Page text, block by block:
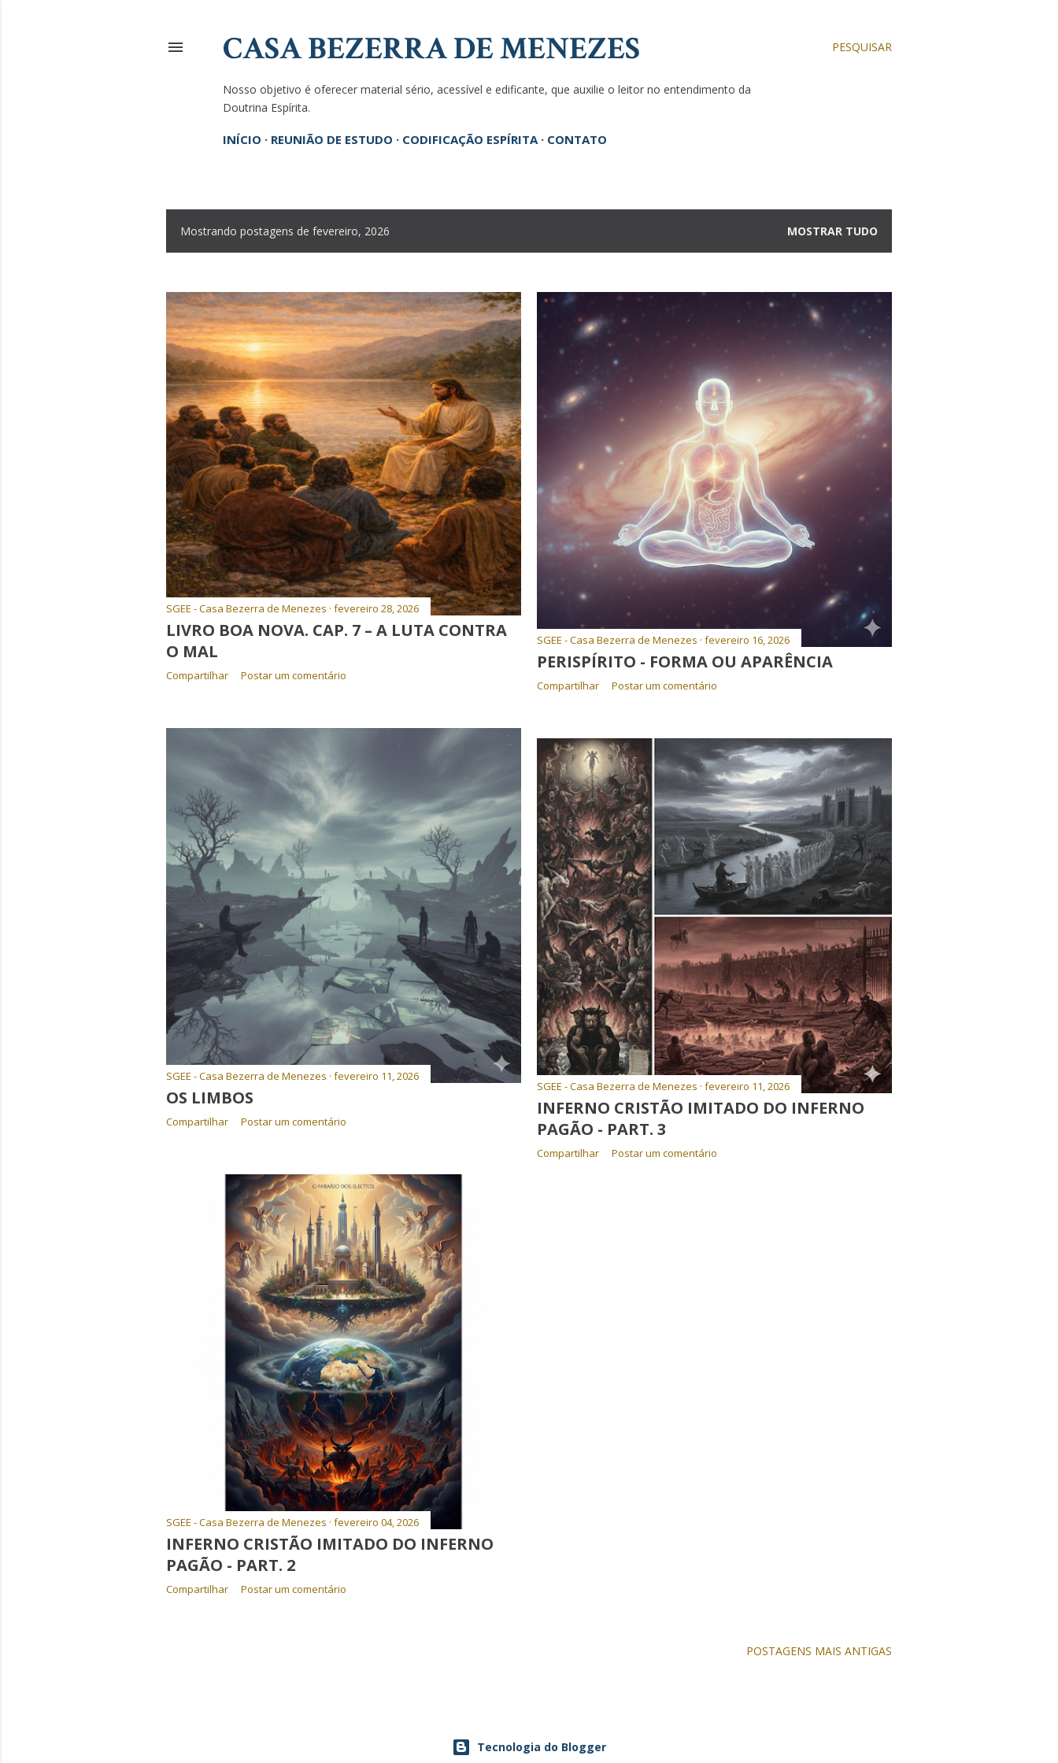
PESQUISAR
CASA BEZERRA DE MENEZES
Nosso objetivo é oferecer material sério, acessível e edificante, que auxilie o leitor no entendimento da
Doutrina Espírita.
INÍCIO REUNIÃO DE ESTUDO CODIFICAÇÃO ESPÍRITA CONTATO
s
t
a
g
e
n
s
Mostrando postagens de fevereiro, 2026 MOSTRAR TUDO
SGEE - Casa Bezerra de Menezes fevereiro 28, 2026
LIVRO BOA NOVA. CAP. 7 – A LUTA CONTRA
O MAL
Compartilhar Postar um comentário
SGEE - Casa Bezerra de Menezes fevereiro 16, 2026
PERISPÍRITO - FORMA OU APARÊNCIA
Compartilhar Postar um comentário
SGEE - Casa Bezerra de Menezes fevereiro 11, 2026
OS LIMBOS
Compartilhar Postar um comentário
SGEE - Casa Bezerra de Menezes fevereiro 11, 2026
INFERNO CRISTÃO IMITADO DO INFERNO
PAGÃO - PART. 3
Compartilhar Postar um comentário
SGEE - Casa Bezerra de Menezes fevereiro 04, 2026
INFERNO CRISTÃO IMITADO DO INFERNO
PAGÃO - PART. 2
Compartilhar Postar um comentário
POSTAGENS MAIS ANTIGAS
Tecnologia do Blogger